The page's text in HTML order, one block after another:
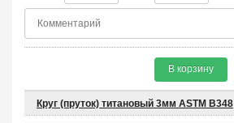
В корзину
Круг (пруток) титановый 3мм ASTM B348